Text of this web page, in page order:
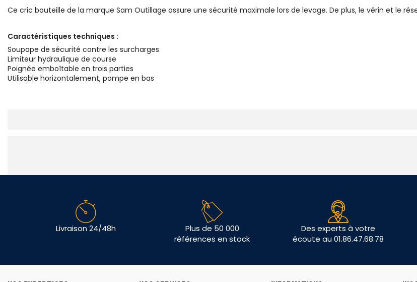
Ce cric bouteille de la marque Sam Outillage assure une sécurité maximale lors de levage. De plus, le vérin et le
Caractéristiques techniques :
Soupape de sécurité contre les surcharges
Limiteur hydraulique de course
Poignée emboîtable en trois parties
Utilisable horizontalement, pompe en bas
Livraison 24/48h
Plus de 50 000
références en stock
Des experts à votre
écoute au 01.86.47.68.78